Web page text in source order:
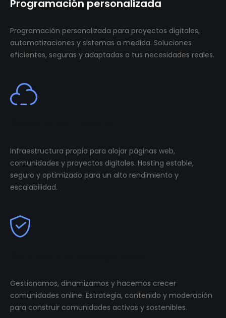
Programación personalizada
Programación personalizada para proyectos digitales,
automatizaciones y sistemas a medida. Soluciones
eficientes, seguras y adaptadas a tus necesidades reales.
Infraestructura propia para alojar páginas web,
comunidades y proyectos digitales. Hosting estable,
seguro y optimizado para un alto rendimiento y
escalabilidad.
Gestionamos, dinamizamos y hacemos crecer
comunidades online. Estrategia, contenido y moderación
para construir comunidades activas y sostenibles.